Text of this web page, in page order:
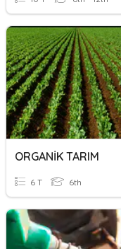
ORGANİK TARIM
6 T 6th